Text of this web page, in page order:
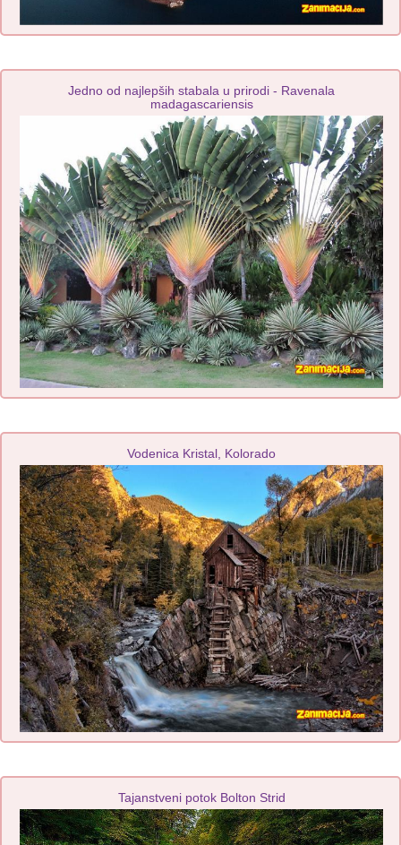
Jedno od najlepših stabala u prirodi - Ravenala
madagascariensis
Vodenica Kristal, Kolorado
Tajanstveni potok Bolton Strid